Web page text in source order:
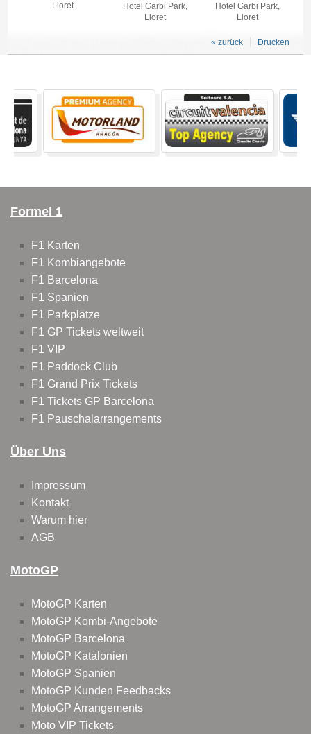
Lloret
Hotel Garbi Park,
Lloret
Hotel Garbi Park,
Lloret
Drucken
« zurück
Formel 1
F1 Karten
F1 Kombiangebote
F1 Barcelona
F1 Spanien
F1 Parkplätze
F1 GP Tickets weltweit
F1 VIP
F1 Paddock Club
F1 Grand Prix Tickets
F1 Tickets GP Barcelona
F1 Pauschalarrangements
Über Uns
Impressum
Kontakt
Warum hier
AGB
MotoGP
MotoGP Karten
MotoGP Kombi-Angebote
MotoGP Barcelona
MotoGP Katalonien
MotoGP Spanien
MotoGP Kunden Feedbacks
MotoGP Arrangements
Moto VIP Tickets